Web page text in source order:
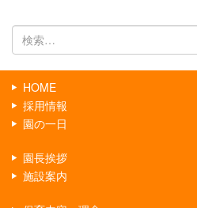
検
索:
HOME
採用情報
園の一日
園長挨拶
施設案内